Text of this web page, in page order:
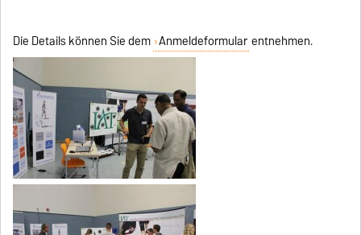
Die Details können Sie dem Anmeldeformular entnehmen.